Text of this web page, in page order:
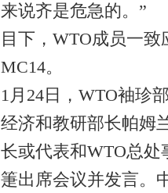
来说齐是危急的。”
目下，WTO成员一
MC14。
1月24日，WTO袖珍
经济和教研部长帕姆
长或代表和WTO总
箑出席会议并发言。